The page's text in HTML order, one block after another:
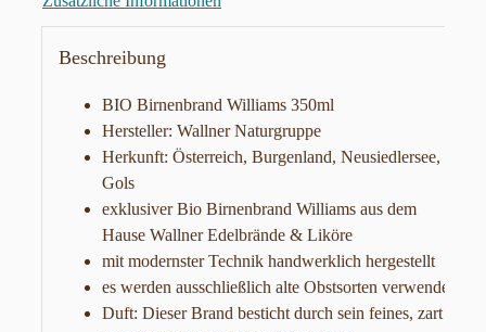
Beschreibung
BIO Birnenbrand Williams 350ml
Hersteller: Wallner Naturgruppe
Herkunft: Österreich, Burgenland, Neusiedlersee,
Gols
exklusiver Bio Birnenbrand Williams aus dem
Hause Wallner Edelbrände & Liköre
mit modernster Technik handwerklich hergestellt
es werden ausschließlich alte Obstsorten verwendet
Duft: Dieser Brand besticht durch sein feines, zart